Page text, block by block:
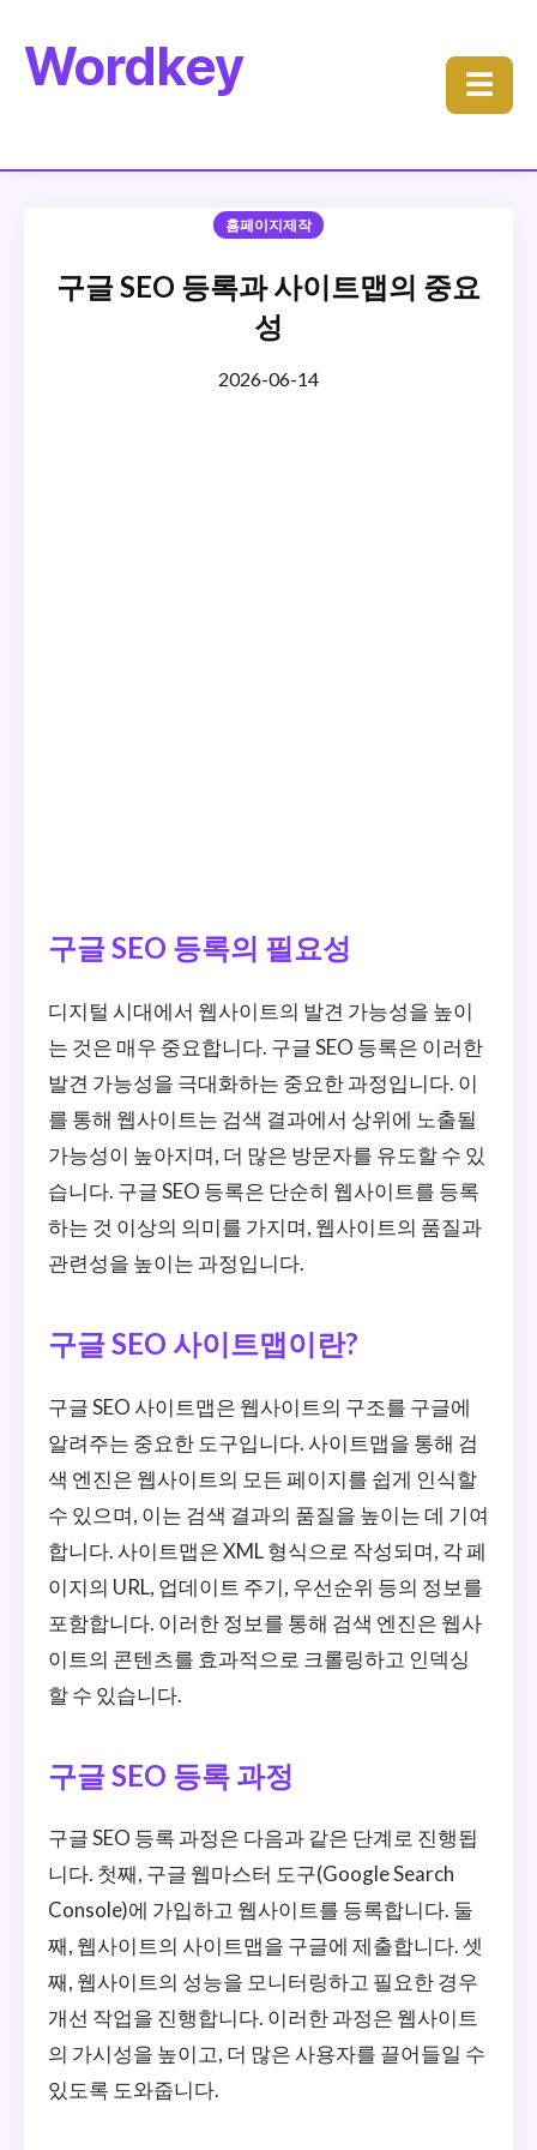
Wordkey ☰
홈페이지제작
구글 SEO 등록과 사이트맵의 중요
성
2026-06-14
구글 SEO 등록의 필요성
디지털 시대에서 웹사이트의 발견 가능성을 높이
는 것은 매우 중요합니다. 구글 SEO 등록은 이러한
발견 가능성을 극대화하는 중요한 과정입니다. 이
를 통해 웹사이트는 검색 결과에서 상위에 노출될
가능성이 높아지며, 더 많은 방문자를 유도할 수 있
습니다. 구글 SEO 등록은 단순히 웹사이트를 등록
하는 것 이상의 의미를 가지며, 웹사이트의 품질과
관련성을 높이는 과정입니다.
구글 SEO 사이트맵이란?
구글 SEO 사이트맵은 웹사이트의 구조를 구글에
알려주는 중요한 도구입니다. 사이트맵을 통해 검
색 엔진은 웹사이트의 모든 페이지를 쉽게 인식할
수 있으며, 이는 검색 결과의 품질을 높이는 데 기여
합니다. 사이트맵은 XML 형식으로 작성되며, 각 페
이지의 URL, 업데이트 주기, 우선순위 등의 정보를
포함합니다. 이러한 정보를 통해 검색 엔진은 웹사
이트의 콘텐츠를 효과적으로 크롤링하고 인덱싱
할 수 있습니다.
구글 SEO 등록 과정
구글 SEO 등록 과정은 다음과 같은 단계로 진행됩
니다. 첫째, 구글 웹마스터 도구(Google Search
Console)에 가입하고 웹사이트를 등록합니다. 둘
째, 웹사이트의 사이트맵을 구글에 제출합니다. 셋
째, 웹사이트의 성능을 모니터링하고 필요한 경우
개선 작업을 진행합니다. 이러한 과정은 웹사이트
의 가시성을 높이고, 더 많은 사용자를 끌어들일 수
있도록 도와줍니다.